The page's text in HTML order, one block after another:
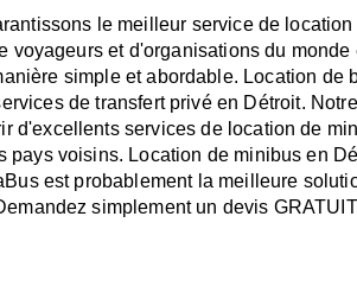
le meilleur service de
voyageurs et d'organisations du
simple et abordable. Location de
de transfert privé en Détroit.
d'excellents services de location de
pays voisins. Location de minibus en
est probablement la meilleure
simplement un devis